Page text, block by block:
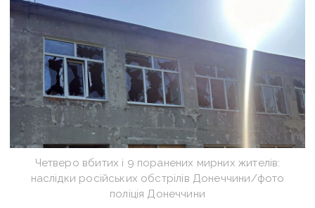
Четверо вбитих і 9 поранених мирних жителів:
наслідки російських обстрілів Донеччини/фото
поліція Донеччини